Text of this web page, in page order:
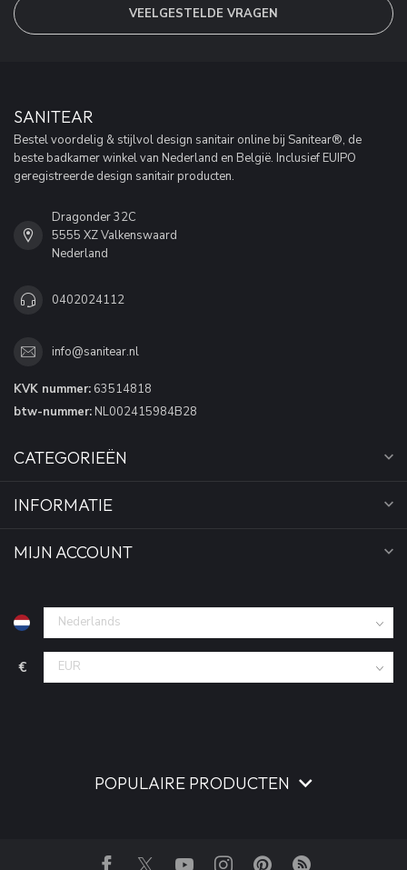
VEELGESTELDE VRAGEN
SANITEAR
Bestel voordelig & stijlvol design sanitair online bij Sanitear®, de
beste badkamer winkel van Nederland en België. Inclusief EUIPO
geregistreerde design sanitair producten.
Dragonder 32C
5555 XZ Valkenswaard
Nederland
0402024112
info@sanitear.nl
KVK nummer: 63514818
btw-nummer: NL002415984B28
CATEGORIEËN
INFORMATIE
MIJN ACCOUNT
€
POPULAIRE PRODUCTEN